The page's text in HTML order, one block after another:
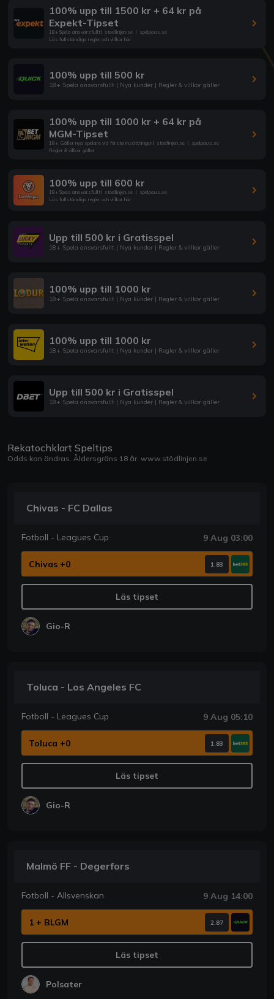
100% upp till 1500 kr + 64 kr på
Expekt-Tipset
18+ Spela ansvarsfullt| stodlinjen.se | spelpaus.se
Läs fullständiga regler och villkor här
100% upp till 500 kr
18+ Spela ansvarsfullt | Nya kunder | Regler & villkor gäller
100% upp till 1000 kr + 64 kr på
MGM-Tipset
18+. Gäller nya spelare vid första insättningen| stodlinjen.se | spelpaus.se
Regler & villkor gäller
100% upp till 600 kr
18+ Spela ansvarsfullt| stodlinjen.se | spelpaus.se
Läs fullständiga regler och villkor här
Upp till 500 kr i Gratisspel
18+ Spela ansvarsfullt | Nya kunder | Regler & villkor gäller
100% upp till 1000 kr
18+ Spela ansvarsfullt | Nya kunder | Regler & villkor gäller
100% upp till 1000 kr
18+ Spela ansvarsfullt | Nya kunder | Regler & villkor gäller
Upp till 500 kr i Gratisspel
18+ Spela ansvarsfullt | Nya kunder | Regler & villkor gäller
Rekatochklart Speltips
Odds kan ändras. Åldersgräns 18 år. www.stödlinjen.se
Chivas - FC Dallas
Fotboll - Leagues Cup 9 Aug 03:00
Chivas +0 1.83
Läs tipset
Gio-R
Toluca - Los Angeles FC
Fotboll - Leagues Cup 9 Aug 05:10
Toluca +0 1.83
Läs tipset
Gio-R
Malmö FF - Degerfors
Fotboll - Allsvenskan 9 Aug 14:00
1 + BLGM 2.87
Läs tipset
Polsater